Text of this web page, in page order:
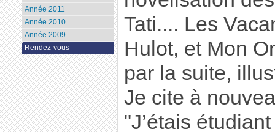
Tati.... Les
Hulot, et Mon
par la suite,
Je cite à
"J’étais
Année 2011
Année 2010
Année 2009
Rendez-vous